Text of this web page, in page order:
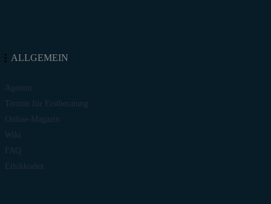
ALLGEMEIN
Agentur
Termin für Erstberatung
Online-Magazin
Wiki
FAQ
Ethikkodex